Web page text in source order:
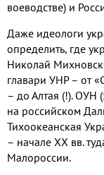
воеводстве) и
Даже идеологи
определить, где
Николай
главари УНР – от
– до Алтая (!).ОУН (
на российском
Тихоокеанская
– начале ХХ вв.
Малороссии.